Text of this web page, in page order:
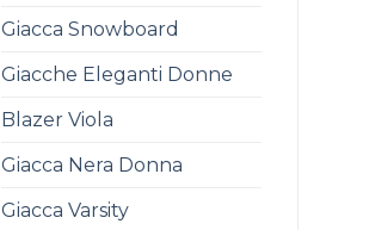
Giacca Snowboard
Giacche Eleganti Donne
Blazer Viola
Giacca Nera Donna
Giacca Varsity